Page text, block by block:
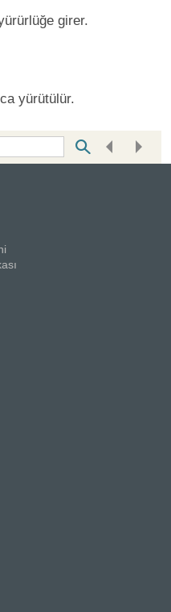
girer.
yürütülür.